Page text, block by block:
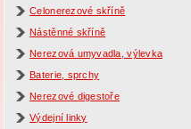
Celonerezové skříně
Nástěnné skříně
Nerezová umyvadla, výlevka
Baterie, sprchy
Nerezové digestoře
Výdejní linky